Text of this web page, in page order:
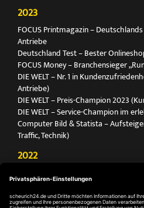
2023
FOCUS Printmagazin –
Antriebe
Deutschland Test – Bester
FOCUS Money – Branchensieger
DIE WELT – Nr. 1 in
Antriebe)
DIE WELT – Preis-Champion 2023
DIE WELT – Service-Champion im
Computer Bild & Statista –
Traffic, Technik)
2022
Antriebe
Deutschland Test – Bester